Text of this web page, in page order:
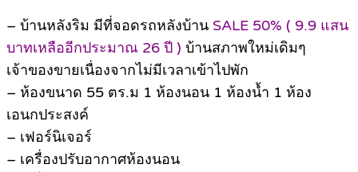
– บ้านหลังริม มีที่จอดรถหลังบ้าน SALE 50% ( 9.9 แสน
บาทเหลืออีกประมาณ 26 ปี ) บ้านสภาพใหม่เดิมๆ
เจ้าของขายเนื่องจากไม่มีเวลาเข้าไปพัก
– ห้องขนาด 55 ตร.ม 1 ห้องนอน 1 ห้องน้ำ 1 ห้อง
เอนกประสงค์
– เฟอร์นิเจอร์
– เครื่องปรับอากาศห้องนอน